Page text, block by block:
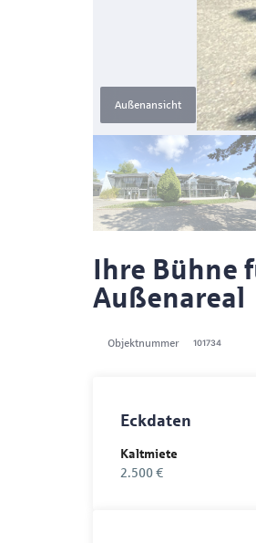
Außenansicht
Ihre Bühne
Außenareal
Objektnummer 101734
Eckdaten
Kaltmiete
2.500 €